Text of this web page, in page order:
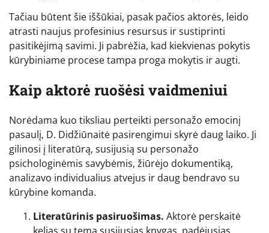
Tačiau būtent šie iššūkiai, pasak pačios aktorės, leido
atrasti naujus profesinius resursus ir sustiprinti
pasitikėjimą savimi. Ji pabrėžia, kad kiekvienas pokytis
kūrybiniame procese tampa proga mokytis ir augti.
Kaip aktorė ruošėsi vaidmeniui
Norėdama kuo tiksliau perteikti personažo emocinį
pasaulį, D. Didžiūnaitė pasirengimui skyrė daug laiko. Ji
gilinosi į literatūrą, susijusią su personažo
psichologinėmis savybėmis, žiūrėjo dokumentiką,
analizavo individualius atvejus ir daug bendravo su
kūrybine komanda.
Literatūrinis pasiruošimas. Aktorė perskaitė